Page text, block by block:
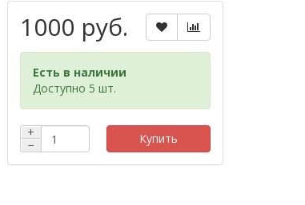
1000 руб.
Есть в наличии
Доступно 5 шт.
+
−
Купить